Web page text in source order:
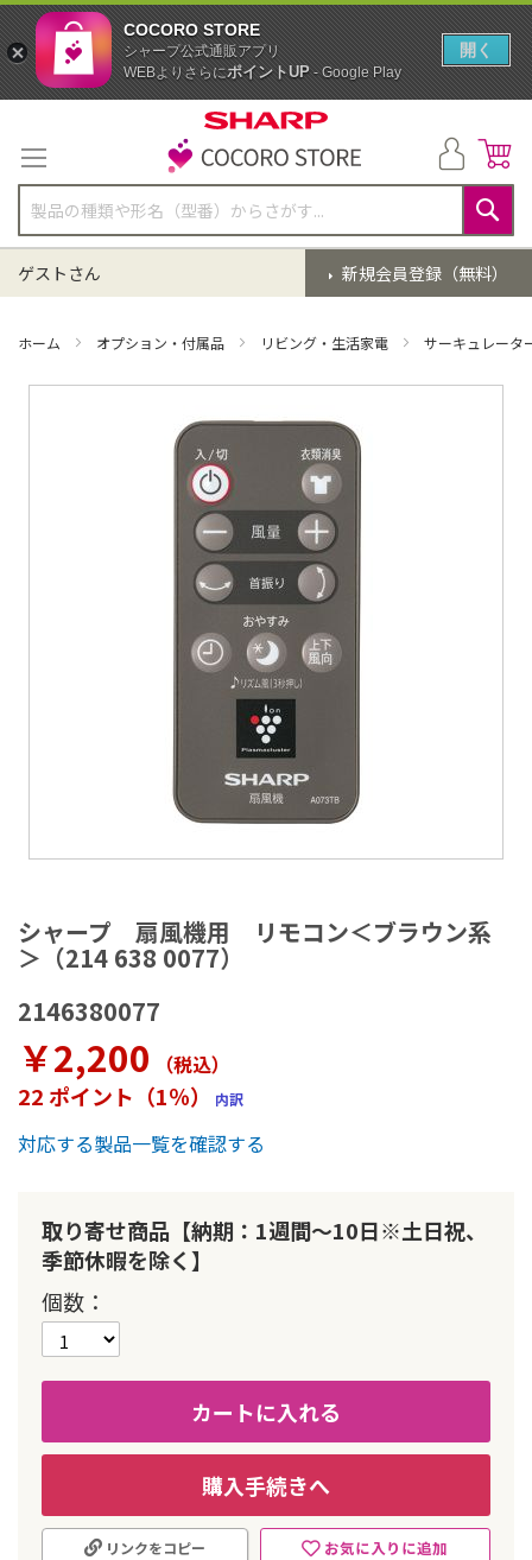
テ
ン
ツ
に
ス
キ
ッ
検
索
新規会員登録（無料）
ゲストさん
ホーム オプション・付属品 リビング・生活家電 サーキュレータ
シャープ 扇風機用 リモコン＜ブラウン系
＞（214 638 0077）
2146380077
￥2,200 （税込）
22 ポイント（1％） 内訳
対応する製品一覧を確認する
取り寄せ商品【納期：1週間～10日※土日祝、
季節休暇を除く】
個数
カートに入れる
購入手続きへ
お気に入りに追加
リンクをコピー
メ
ー
ジ
ャ
リ
ー
の
最
初
動
す
る
COCORO STORE
シャープ公式通販アプリ
WEBよりさらにポイントUP- Google Play
開く